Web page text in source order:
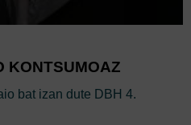
KONTSUMOAZ
bat izan dute DBH 4.